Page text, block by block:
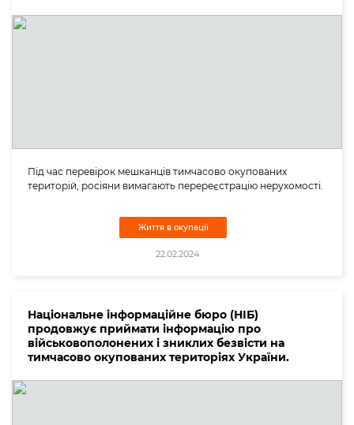
Під час перевірок мешканців тимчасово окупованих
територій, росіяни вимагають перереєстрацію нерухомості.
Життя в окупації
22.02.2024
Національне інформаційне бюро (НІБ)
продовжує приймати інформацію про
військовополонених і зниклих безвісти на
тимчасово окупованих територіях України.